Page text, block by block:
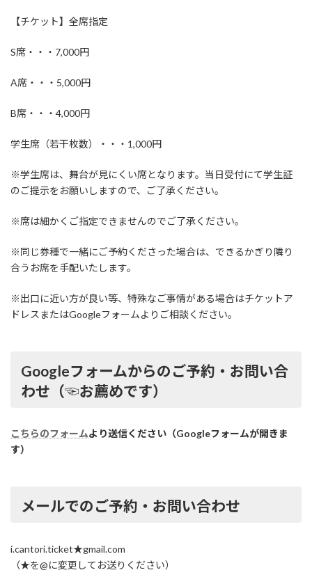
【チケット】全席指定
S席・・・7,000円
A席・・・5,000円
B席・・・4,000円
学生席（若干枚数）・・・1,000円
※学生席は、舞台が見にくい席となります。当日受付にて学生証
のご提示をお願いしますので、ご了承ください。
※席は細かくご指定できませんのでご了承ください。
※同じ券種で一緒にご予約くださった場合は、できるかぎり隣り
合うお席を手配いたします。
※出口に近い方が良い等、特殊なご事情がある場合はチケットア
ドレスまたはGoogleフォームよりご相談ください。
Googleフォームからのご予約・お問い合
わせ（☜お薦めです）
こちらのフォームより送信ください（Googleフォームが開きま
す）
メールでのご予約・お問い合わせ
i.cantori.ticket★gmail.com
（★を@に変更してお送りください）